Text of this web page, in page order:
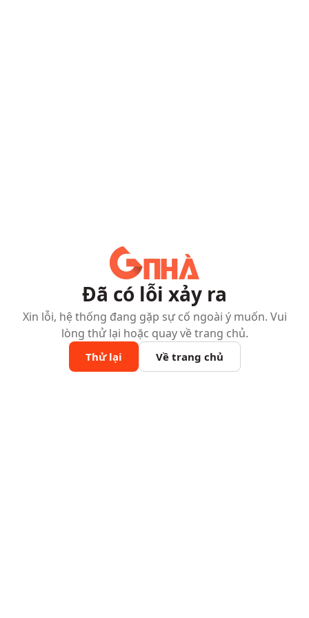
Đã có lỗi xảy ra
Xin lỗi, hệ thống đang gặp sự cố ngoài ý muốn. Vui
lòng thử lại hoặc quay về trang chủ.
Thử lại Về trang chủ